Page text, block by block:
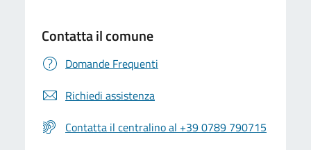
Contatta il comune
Domande Frequenti
Richiedi assistenza
Contatta il centralino al +39 0789 790715